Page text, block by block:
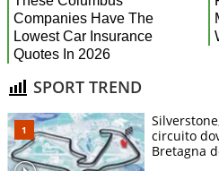
SPORT TREND
circuito
Bretagna